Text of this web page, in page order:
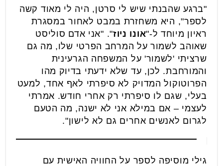
"ברגע שהבנתי שיש לי סרטן, היה לי מאוד קשה
לספר", היא משחזרת במבט לאחור במסגרת
ראיון מיוחד ל-"אונו ניוז". "אני אדם סוליסט
שאוהב לשמור על המרחב הפרטי שלו, מה גם
שרציתי 'לשמור' על המשפחה הגרעינית
והמורחבת. לכן, עד שלא ידעתי בדיוק מהו
הפרוטוקול המדויק לא סיפרתי לאף אחד, למעט
בעלי, שגם לו סיפרתי רק אחרי חודש. אמרתי
לעצמי – אם במילא אני לא ישנה, מה הטעם
לגרום לאנשים אחרים גם לא לישון".
גילי מוסיפה לספר על החוויה האישית עם